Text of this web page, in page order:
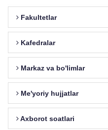
Fakultetlar
Kafedralar
Markaz va bo'limlar
Me'yoriy hujjatlar
Axborot soatlari